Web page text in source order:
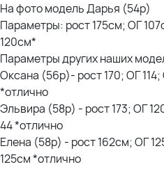
На фото модель Дарья (54р)
Параметры: рост 175см; ОГ
120см*
Параметры других наших
Оксана (56р)- рост 170; ОГ
*отлично
Эльвира (58р) - рост 173; ОГ
44 *отлично
Елена (58р) - рост 162см; ОГ
125см *отлично